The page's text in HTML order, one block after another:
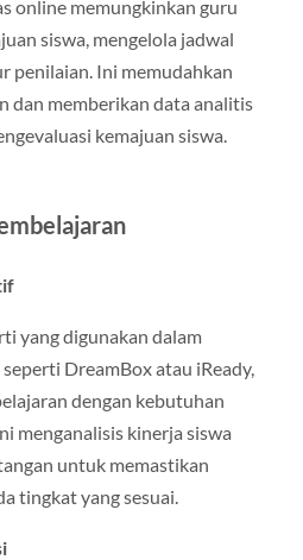
online memungkinkan guru
siswa, mengelola jadwal
penilaian. Ini memudahkan
dan memberikan data analitis
kemajuan siswa.
yang digunakan dalam
DreamBox atau iReady,
dengan kebutuhan
menganalisis kinerja siswa
untuk memastikan
tingkat yang sesuai.